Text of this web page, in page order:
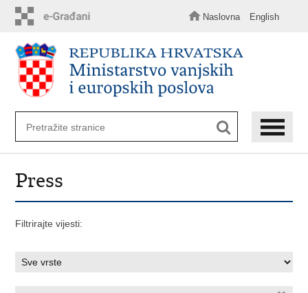
sadržaj
Naslovna English
Press
Filtrirajte vijesti: